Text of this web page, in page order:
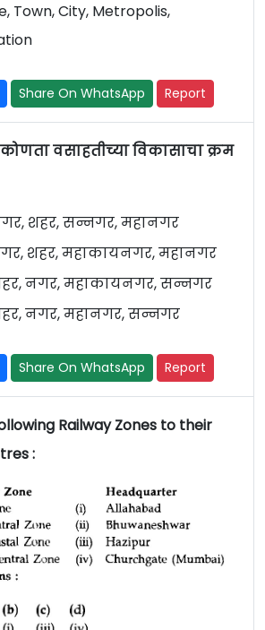
Town, City, Metropolis,
Share On WhatsApp Report
वसाहतीच्या विकासाचा क्रम
शहर, सन्नगर, महानगर
शहर, महाकायनगर, महानगर
नगर, महाकायनगर, सन्नगर
नगर, महानगर, सन्नगर
Share On WhatsApp Report
Railway Zones to their
: